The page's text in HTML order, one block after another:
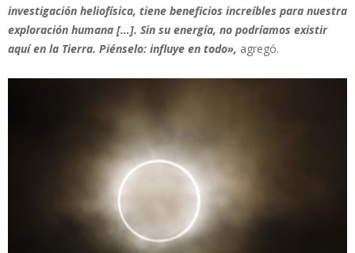
investigación heliofísica, tiene beneficios increíbles para nuestra
exploración humana […]. Sin su energía, no podríamos existir
aquí en la Tierra. Piénselo: influye en todo», agregó.